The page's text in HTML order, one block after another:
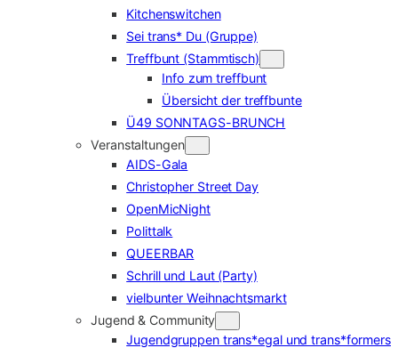
Kitchenswitchen
Sei trans* Du (Gruppe)
Treffbunt (Stammtisch)
Info zum treffbunt
Übersicht der treffbunte
Ü49 SONNTAGS-BRUNCH
Veranstaltungen
AIDS-Gala
Christopher Street Day
OpenMicNight
Polittalk
QUEERBAR
Schrill und Laut (Party)
vielbunter Weihnachtsmarkt
Jugend & Community
Jugendgruppen trans*egal und trans*formers